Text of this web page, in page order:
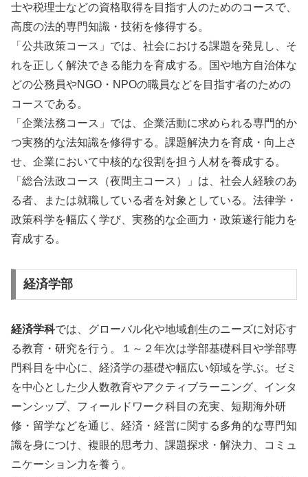
士や税理士などの資格取得を目指す人のためのコースで、
高度の法的専門知識・技術を修得する。
「公共政策コース」では、社会における課題を発見し、そ
れを正しく解決できる能力を育成する。国や地方自治体な
どの公務員やNGO・NPOの職員などを目指す者のための
コースである。
「企業法務コース」では、企業活動に求められる専門的か
つ実務的な法知識を修得する。課題解決力を育成・向上さ
せ、企業において中核的な役割を担う人材を養成する。
「総合法政コース（夜間主コース）」は、社会人経験のあ
る者、または就職している者を対象としている。法律学・
政策科学を幅広く学び、実務的な企画力・政策遂行能力を
育成する。
経済学部
経済学科では、グローバル化や地域創生のニーズに対応す
る教育・研究を行う。１～２年次は学部基礎科目や学部専
門科目を中心に、経済学の基礎や幅広い領域を学ぶ。ゼミ
を中心とした少人数教育やアクティブラーニング、インタ
ーンシップ、フィールドワーク科目の充実、短期海外研
修・留学などを通じ、経済・経営に関する多角的な専門知
識を身につけ、複眼的思考力、課題探求・解決力、コミュ
ニケーション力を養う。